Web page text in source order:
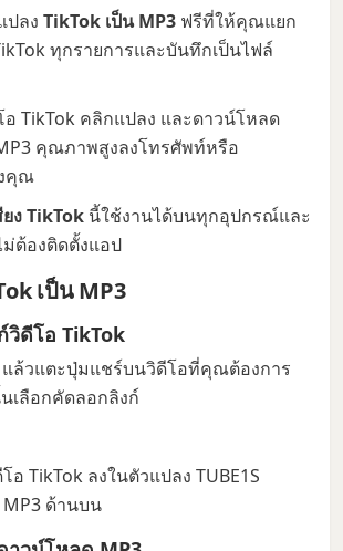
ปลง TikTok เป็น MP3 ฟรีที่ให้คุณแยก
ทุกรายการและบันทึกเป็นไฟล์
อ TikTok คลิกแปลง และดาวน์โหลด
คุณภาพสูงลงโทรศัพท์หรือ
คุณ
ง TikTok นี้ใช้งานได้บนทุกอุปกรณ์และ
ม่ต้องติดตั้งแอป
เป็น MP3
วิดีโอ TikTok
แล้วแตะปุ่มแชร์บนวิดีโอที่คุณต้องการ
เลือกคัดลอกลิงก์
โอ TikTok ลงในตัวแปลง TUBE1S
MP3 ด้านบน